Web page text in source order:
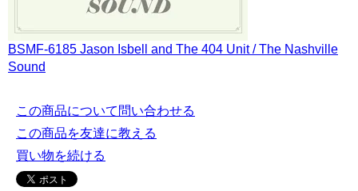
BSMF-6185 Jason Isbell and The 404 Unit / The Nashville
Sound
この商品について問い合わせる
この商品を友達に教える
買い物を続ける